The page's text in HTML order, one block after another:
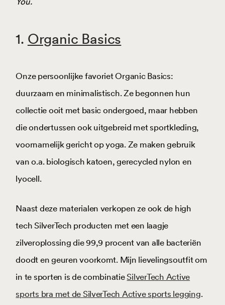
1. Organic Basics
Onze persoonlijke favoriet Organic Basics:
duurzaam en minimalistisch. Ze begonnen hun
collectie ooit met basic ondergoed, maar hebben
die ondertussen ook uitgebreid met sportkleding,
voornamelijk gericht op yoga. Ze maken gebruik
van o.a. biologisch katoen, gerecycled nylon en
lyocell.
Naast deze materialen verkopen ze ook de high
tech SilverTech producten met een laagje
zilveroplossing die 99,9 procent van alle bacteriën
doodt en geuren voorkomt. Mijn lievelingsoutfit om
in te sporten is de combinatieSilverTech Active
sports bra met de SilverTech Active sports legging.